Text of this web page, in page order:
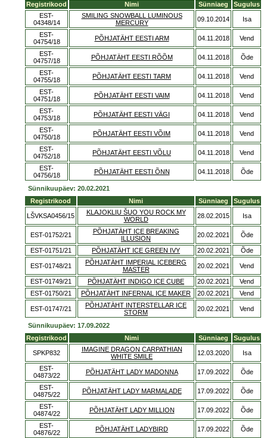
Registrikood
Nimi Sünniaeg
Sugulus
EST-
04348/14
SMILING SNOWBALL LUMINOUS
MERCURY
09.10.2014 Isa
EST-
04754/18
PÕHJATÄHT EESTI ARM 04.11.2018 Vend
EST-
04757/18
PÕHJATÄHT EESTI RÕÕM 04.11.2018 Õde
EST-
04755/18
PÕHJATÄHT EESTI TARM 04.11.2018 Vend
EST-
04751/18
PÕHJATÄHT EESTI VAIM 04.11.2018 Vend
EST-
04753/18
PÕHJATÄHT EESTI VÄGI 04.11.2018 Vend
EST-
04750/18
PÕHJATÄHT EESTI VÕIM 04.11.2018 Vend
EST-
04752/18
PÕHJATÄHT EESTI VÕLU 04.11.2018 Vend
EST-
04756/18
PÕHJATÄHT EESTI ÕNN 04.11.2018 Õde
Sünnikuupäev: 20.02.2021
Registrikood
Nimi Sünniaeg Sugulus
LŠVKSA0456/15
KLAJOKLIU ŠUO YOU ROCK MY
WORLD
28.02.2015 Isa
EST-01752/21
PÕHJATÄHT ICE BREAKING
ILLUSION
20.02.2021 Õde
EST-01751/21 PÕHJATÄHT ICE GREEN IVY 20.02.2021 Õde
EST-01748/21
PÕHJATÄHT IMPERIAL ICEBERG
MASTER
20.02.2021 Vend
EST-01749/21 PÕHJATÄHT INDIGO ICE CUBE 20.02.2021
Vend
EST-01750/21
PÕHJATÄHT INFERNAL ICE MAKER 20.02.2021 Vend
EST-01747/21
PÕHJATÄHT INTERSTELLAR ICE
STORM
20.02.2021 Vend
Sünnikuupäev: 17.09.2022
Registrikood
Nimi Sünniaeg Sugulus
SPKP832
IMAGINE DRAGON CARPATHIAN
WHITE SMILE
12.03.2020 Isa
EST-
04873/22
PÕHJATÄHT LADY MADONNA 17.09.2022 Õde
EST-
04875/22
PÕHJATÄHT LADY MARMALADE 17.09.2022 Õde
EST-
04874/22
PÕHJATÄHT LADY MILLION 17.09.2022 Õde
EST-
04876/22
PÕHJATÄHT LADYBIRD 17.09.2022 Õde